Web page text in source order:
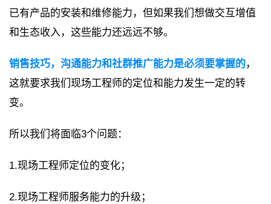
已有产品的安装和维修能力，但如果我们想做交互增值
和生态收入，这些能力还远远不够。
销售技巧，沟通能力和社群推广能力是必须要掌握的，
这就要求我们现场工程师的定位和能力发生一定的转
变。
所以我们将面临3个问题：
1.现场工程师定位的变化；
2.现场工程师服务能力的升级；